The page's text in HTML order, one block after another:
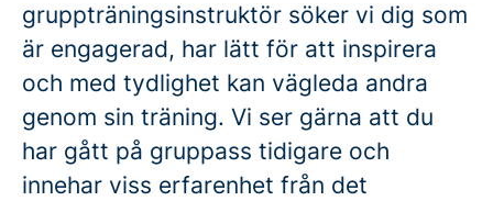
gruppträningsinstruktör söker vi dig som
är engagerad, har lätt för att inspirera
och med tydlighet kan vägleda andra
genom sin träning. Vi ser gärna att du
har gått på gruppass tidigare och
innehar viss erfarenhet från det